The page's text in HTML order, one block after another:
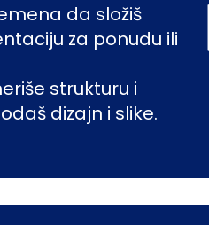
da složiš
za ponudu ili
strukturu i
dizajn i slike.